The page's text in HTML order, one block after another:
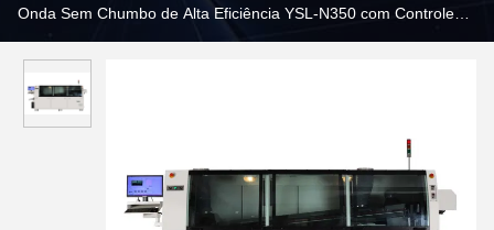
Onda Sem Chumbo de Alta Eficiência YSL-N350 com Controle